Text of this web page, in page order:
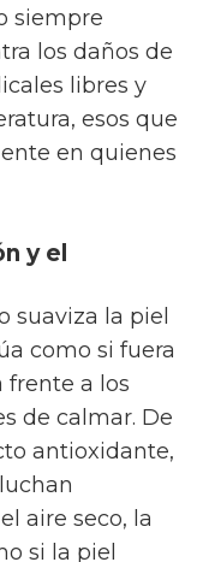
siempre
los daños de
libres y
esos que
en quienes
y el
suaviza la piel
como si fuera
frente a los
de calmar. De
antioxidante,
aire seco, la
si la piel